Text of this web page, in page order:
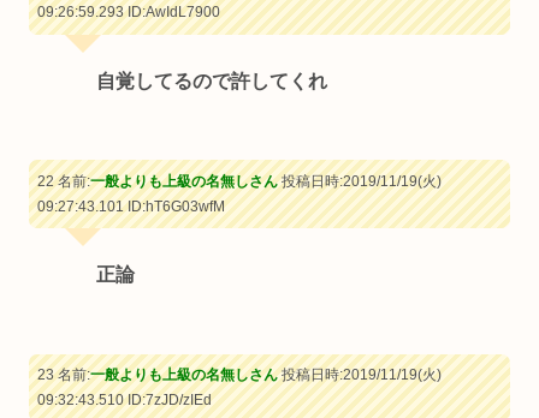
09:26:59.293ID:AwIdL7900
自覚してるので許してくれ
22 名前:一般よりも上級の名無しさん投稿日時:2019/11/19(火)
09:27:43.101ID:hT6G03wfM
正論
23 名前:一般よりも上級の名無しさん投稿日時:2019/11/19(火)
09:32:43.510ID:7zJD/zIEd